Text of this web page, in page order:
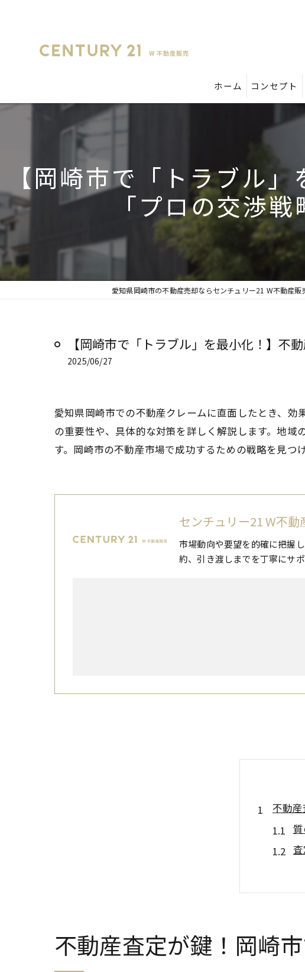
ホーム コンセプト
【岡崎市で「トラブル
「プロの交渉
愛知県岡崎市の不動産売却ならセンチュリー21 W不動産販
【岡崎市で「トラブル」を最小化！】不
2025/06/27
愛知県岡崎市での不動産クレームに直面したとき、
の重要性や、具体的な対策を詳しく解説します。地
す。岡崎市の不動産市場で成功するための戦略を見つ
センチュリー21 W不動
市場動向や要望を的確に把握
約、引き渡しまでを丁寧にサ
不動
岡崎
不動産査定が鍵！岡崎